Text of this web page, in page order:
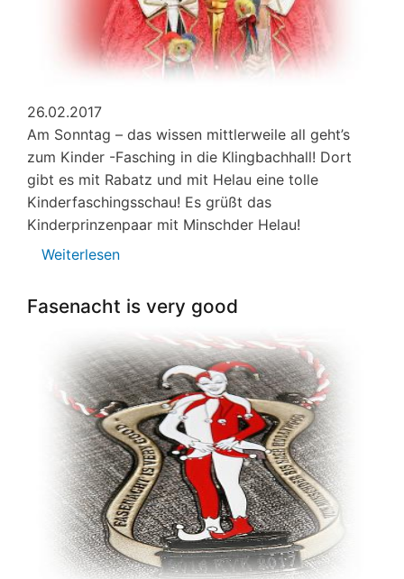
26.02.2017
Am Sonntag – das wissen mittlerweile all geht’s
zum Kinder -Fasching in die Klingbachhall! Dort
gibt es mit Rabatz und mit Helau eine tolle
Kinderfaschingsschau! Es grüßt das
Kinderprinzenpaar mit Minschder Helau!
Weiterlesen
zum
Kinderfasching
Fasenacht is very good